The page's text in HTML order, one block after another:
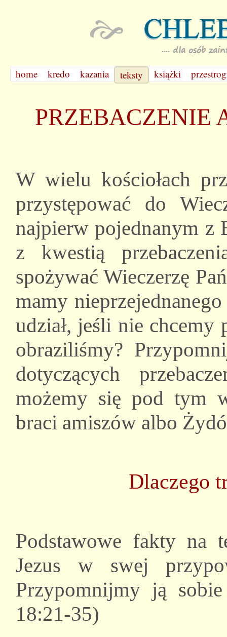
home kredo kazania teksty książki
PRZEBACZENIE
W wielu kościołach
przystępować do
najpierw pojednanym z
z kwestią
spożywać Wieczerzę
mamy
udział, jeśli nie chcemy
obraziliśmy?
dotyczących
możemy się pod tym
braci amiszów albo
Dlaczego
Podstawowe fakty na
Jezus w swej
Przypomnijmy ją
18:21-35)